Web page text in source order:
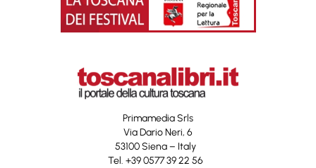
Primamedia Srls
Via Dario Neri, 6
53100 Siena – Italy
Tel. +39 0577 39 22 56